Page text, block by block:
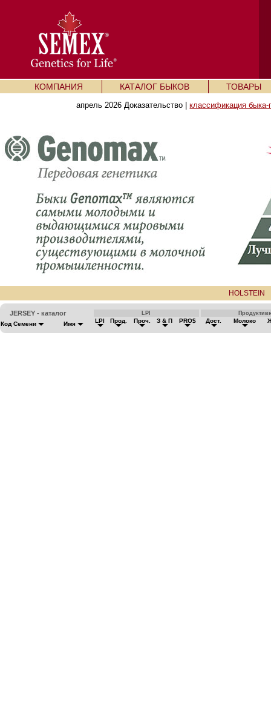
КОМПАНИЯ КАТАЛОГ БЫКОВ ТОВАРЫ
апрель 2026 Доказательство |классификация
HOLSTEIN
JERSEY - каталог LPI
Код Семени Имя LPI Прод. Проч. З & П PRO$ Дост. Молоко